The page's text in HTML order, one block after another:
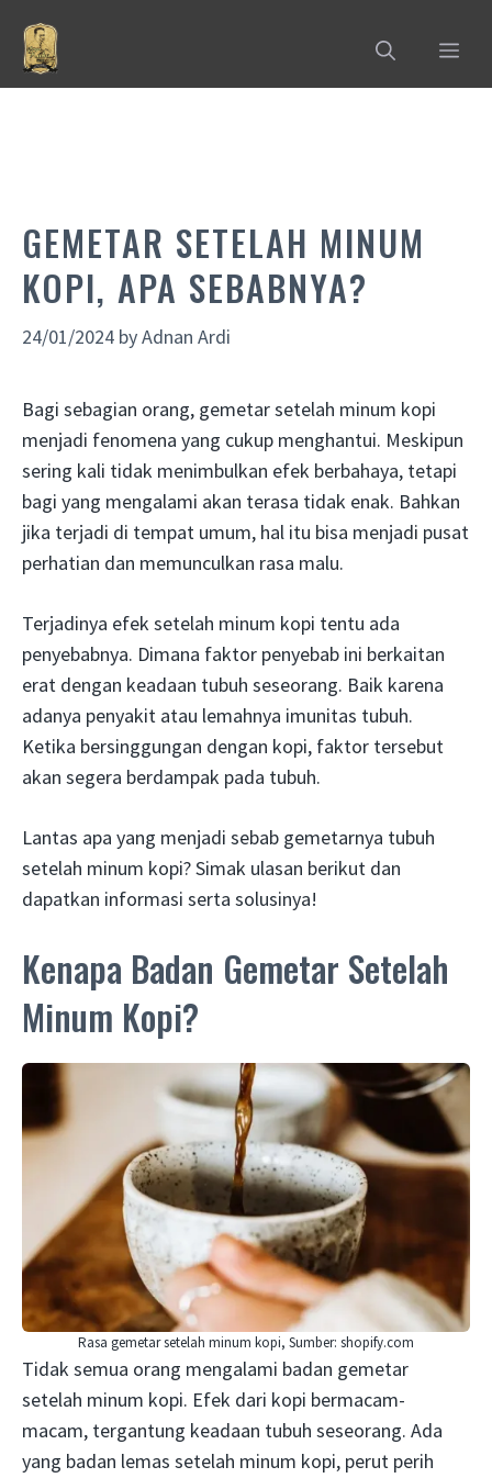
content
GEMETAR SETELAH MINUM
KOPI, APA SEBABNYA?
24/01/2024 byAdnan Ardi
Bagi sebagian orang, gemetar setelah minum kopi
menjadi fenomena yang cukup menghantui. Meskipun
sering kali tidak menimbulkan efek berbahaya, tetapi
bagi yang mengalami akan terasa tidak enak. Bahkan
jika terjadi di tempat umum, hal itu bisa menjadi pusat
perhatian dan memunculkan rasa malu.
Terjadinya efek setelah minum kopi tentu ada
penyebabnya. Dimana faktor penyebab ini berkaitan
erat dengan keadaan tubuh seseorang. Baik karena
adanya penyakit atau lemahnya imunitas tubuh.
Ketika bersinggungan dengan kopi, faktor tersebut
akan segera berdampak pada tubuh.
Lantas apa yang menjadi sebab gemetarnya tubuh
setelah minum kopi? Simak ulasan berikut dan
dapatkan informasi serta solusinya!
Kenapa Badan Gemetar Setelah
Minum Kopi?
Rasa gemetar setelah minum kopi, Sumber: shopify.com
Tidak semua orang mengalami badan gemetar
setelah minum kopi. Efek dari kopi bermacam-
macam, tergantung keadaan tubuh seseorang. Ada
yang badan lemas setelah minum kopi, perut perih